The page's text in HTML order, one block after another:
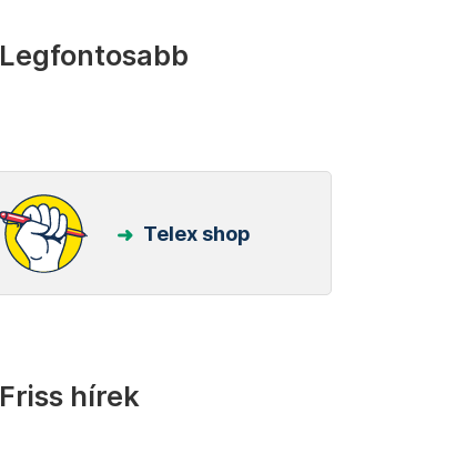
Legfontosabb
Telex shop
Friss hírek